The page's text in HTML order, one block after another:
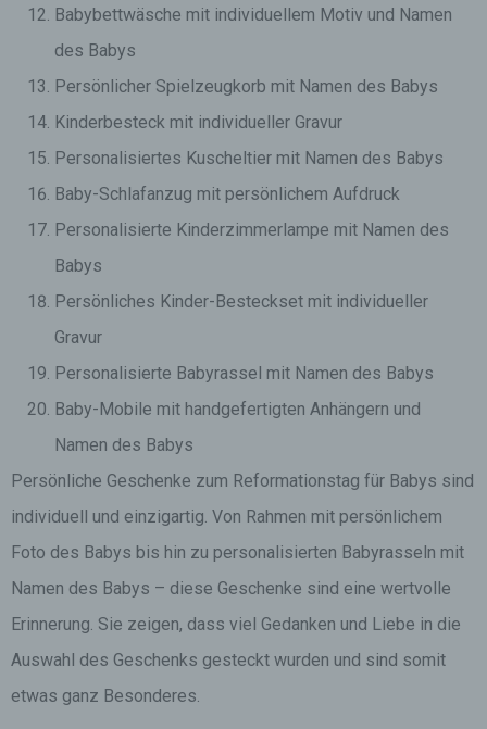
Babybettwäsche mit individuellem Motiv und Namen
des Babys
Persönlicher Spielzeugkorb mit Namen des Babys
Kinderbesteck mit individueller Gravur
Personalisiertes Kuscheltier mit Namen des Babys
Baby-Schlafanzug mit persönlichem Aufdruck
Personalisierte Kinderzimmerlampe mit Namen des
Babys
Persönliches Kinder-Besteckset mit individueller
Gravur
Personalisierte Babyrassel mit Namen des Babys
Baby-Mobile mit handgefertigten Anhängern und
Namen des Babys
Persönliche Geschenke zum Reformationstag für Babys sind
individuell und einzigartig. Von Rahmen mit persönlichem
Foto des Babys bis hin zu personalisierten Babyrasseln mit
Namen des Babys – diese Geschenke sind eine wertvolle
Erinnerung. Sie zeigen, dass viel Gedanken und Liebe in die
Auswahl des Geschenks gesteckt wurden und sind somit
etwas ganz Besonderes.